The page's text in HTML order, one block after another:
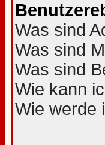
Was sind
Was sind
Was sind
Wie kann
Wie werde